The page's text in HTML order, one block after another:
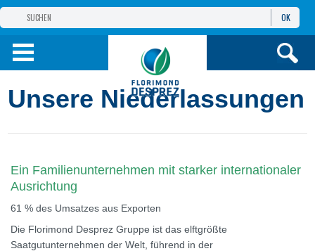
GRUPPE
PRODUKTE
OK
Unsere Niederlassungen
Ein Familienunternehmen mit starker internationaler
Ausrichtung
61 % des Umsatzes aus Exporten
Die Florimond Desprez Gruppe ist das elftgrößte
Saatgutunternehmen der Welt, führend in der